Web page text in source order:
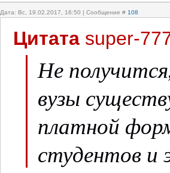
Дата: Вс, 19.02.2017, 16:50 | Сообщение # 108
Цитата super-
Не
вузы
платной
студентов и